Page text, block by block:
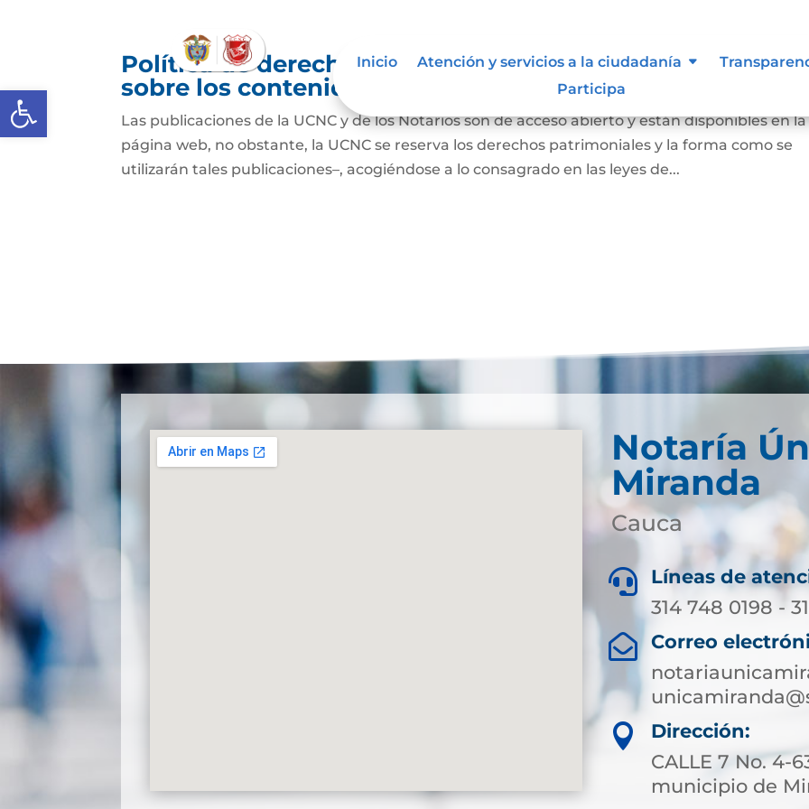
Abrir barra de herramientas
Inicio Atención y servicios a la ciudadanía
Participa
Política de derechos de autor y/o autorización de uso
sobre los contenidos
Las publicaciones de la UCNC y de los Notarios son de acceso abierto y están disponibles en la
página web, no obstante, la UCNC se reserva los derechos patrimoniales y la forma como se
utilizarán tales publicaciones–, acogiéndose a lo consagrado en las leyes de...
Notaría
Miranda
Cauca

Líneas de
314 748 0198 -

Correo

Dirección:
CALLE 7 No. 4-
municipio de